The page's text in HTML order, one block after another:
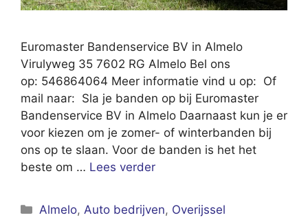
Euromaster Bandenservice BV in Almelo
Virulyweg 35 7602 RG Almelo Bel ons
op: 546864064 Meer informatie vind u op: Of
mail naar: Sla je banden op bij Euromaster
Bandenservice BV in Almelo Daarnaast kun je er
voor kiezen om je zomer- of winterbanden bij
ons op te slaan. Voor de banden is het het
beste om … Lees verder
Categorieën
Almelo, Auto bedrijven, Overijssel